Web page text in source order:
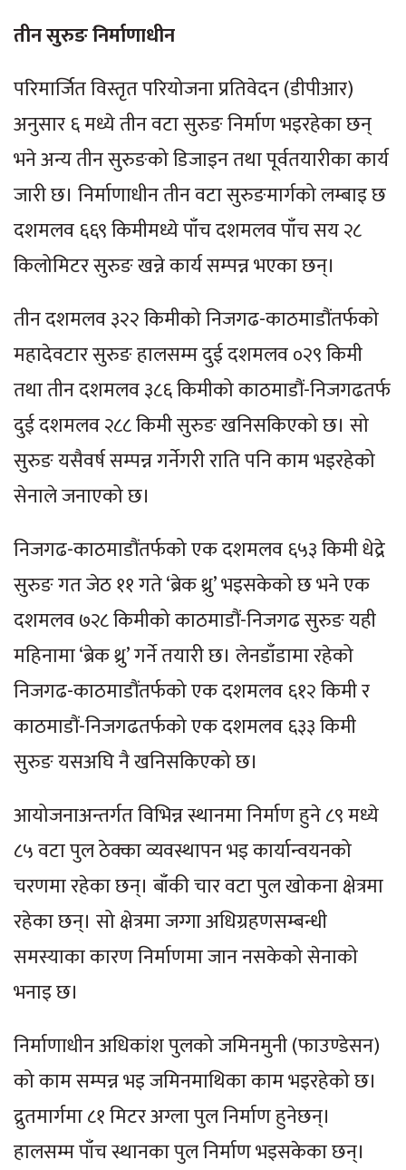
तीन सुरुङ निर्माणाधीन
परिमार्जित विस्तृत परियोजना प्रतिवेदन (डीपीआर)
अनुसार ६ मध्ये तीन वटा सुरुङ निर्माण भइरहेका छन्
भने अन्य तीन सुरुङको डिजाइन तथा पूर्वतयारीका कार्य
जारी छ। निर्माणाधीन तीन वटा सुरुङमार्गको लम्बाइ छ
दशमलव ६६९ किमीमध्ये पाँच दशमलव पाँच सय २८
किलोमिटर सुरुङ खन्ने कार्य सम्पन्न भएका छन्।
तीन दशमलव ३२२ किमीको निजगढ-काठमाडौंतर्फको
महादेवटार सुरुङ हालसम्म दुई दशमलव ०२९ किमी
तथा तीन दशमलव ३८६ किमीको काठमाडौं-निजगढतर्फ
दुई दशमलव २८८ किमी सुरुङ खनिसकिएको छ। सो
सुरुङ यसैवर्ष सम्पन्न गर्नेगरी राति पनि काम भइरहेको
सेनाले जनाएको छ।
निजगढ-काठमाडौंतर्फको एक दशमलव ६५३ किमी धेद्रे
सुरुङ गत जेठ ११ गते ‘ब्रेक थ्रु’ भइसकेको छ भने एक
दशमलव ७२८ किमीको काठमाडौं-निजगढ सुरुङ यही
महिनामा ‘ब्रेक थ्रु’ गर्ने तयारी छ। लेनडाँडामा रहेको
निजगढ-काठमाडौंतर्फको एक दशमलव ६१२ किमी र
काठमाडौं-निजगढतर्फको एक दशमलव ६३३ किमी
सुरुङ यसअघि नै खनिसकिएको छ।
आयोजनाअन्तर्गत विभिन्न स्थानमा निर्माण हुने ८९ मध्ये
८५ वटा पुल ठेक्का व्यवस्थापन भइ कार्यान्वयनको
चरणमा रहेका छन्। बाँकी चार वटा पुल खोकना क्षेत्रमा
रहेका छन्। सो क्षेत्रमा जग्गा अधिग्रहणसम्बन्धी
समस्याका कारण निर्माणमा जान नसकेको सेनाको
भनाइ छ।
निर्माणाधीन अधिकांश पुलको जमिनमुनी (फाउण्डेसन)
को काम सम्पन्न भइ जमिनमाथिका काम भइरहेको छ।
द्रुतमार्गमा ८१ मिटर अग्ला पुल निर्माण हुनेछन्।
हालसम्म पाँच स्थानका पुल निर्माण भइसकेका छन्।